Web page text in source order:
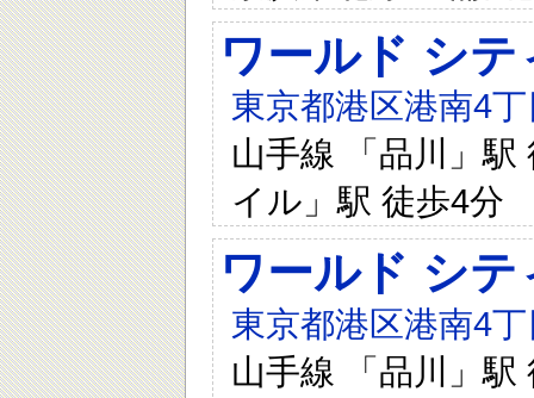
ワールド シ
東京都港区港南4
山手線 「品川」
イル」駅 徒歩4分
ワールド シ
東京都港区港南4
山手線 「品川」